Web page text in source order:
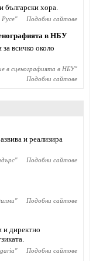
български хора.
" Подобни сайтове
в НБУ
всичко около
в сценографията в НБУ"
Подобни сайтове
и реализира
" Подобни сайтове
" Подобни сайтове
и директно
" Подобни сайтове